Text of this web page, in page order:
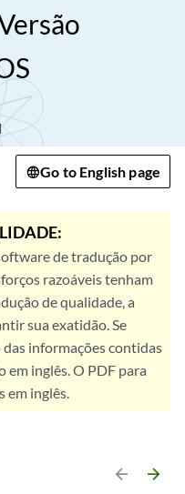
Go to English page
de tradução por
razoáveis tenham
de qualidade, a
sua exatidão. Se
informações contidas
em inglês. O PDF para
em inglês.
arrow_backward arrow_forward